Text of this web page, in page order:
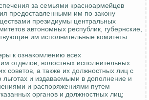
за семьями красноармейцев
предоставленными им по закону
президиумы центральных
автономных республик, губернские,
им исполнительные комитеты
к ознакомлению всех
отделов, волостных исполнительных
советов, а также их должностных лиц с
льготах и издаваемыми в дополнение и
и распоряжениями путем
органов и должностных лиц;